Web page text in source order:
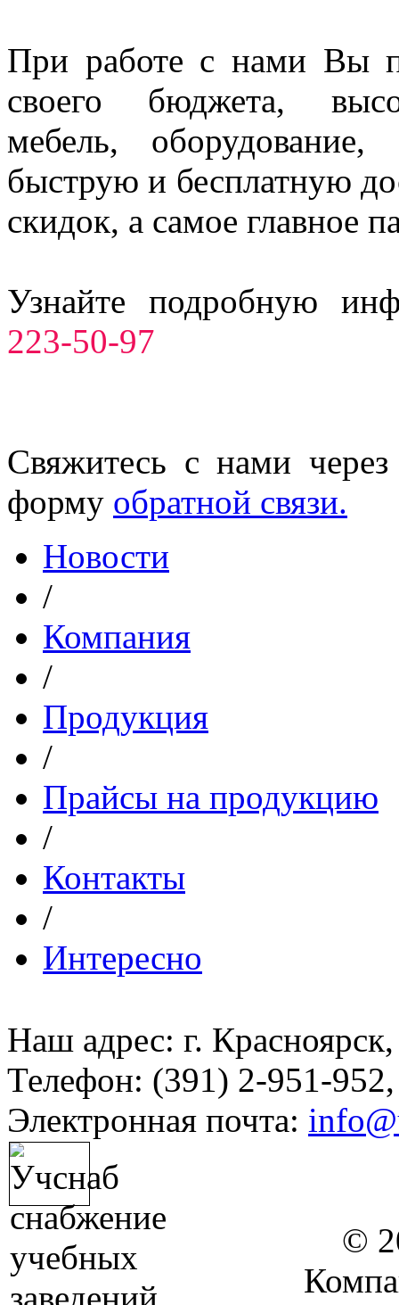
При работе с нами Вы
своего бюджета,
мебель,
быструю и бесплатную
скидок, а самое главное
Узнайте подробную
223-50-97
Свяжитесь с нами
форму обратной связи.
Новости
/
Компания
/
Продукция
/
Прайсы на продукцию
/
Контакты
/
Интересно
Наш адрес: г.
Телефон: (391) 2-951-
Электронная почта:
©